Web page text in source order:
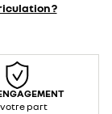
?
part